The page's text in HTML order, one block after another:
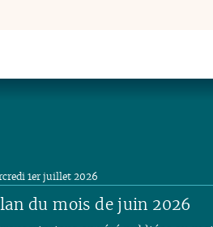
du mois de juin 2026
1er juillet 2026